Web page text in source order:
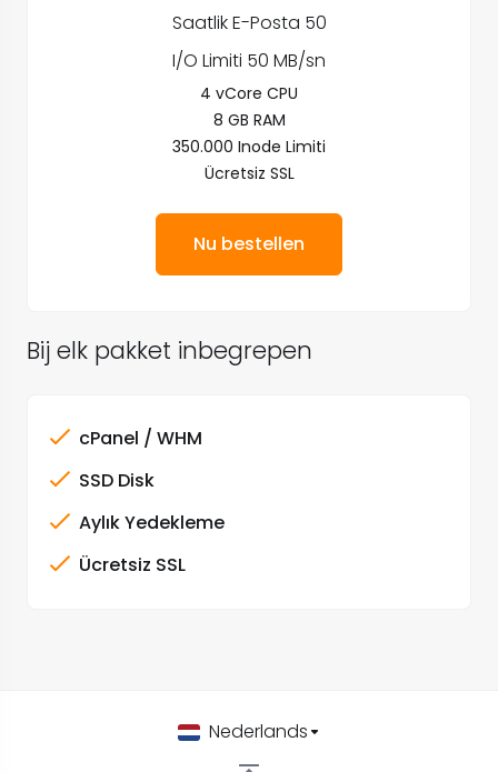
Saatlik E-Posta 50
I/O Limiti 50 MB/sn
4 vCore CPU
8 GB RAM
350.000 Inode Limiti
Ücretsiz SSL
Nu bestellen
Bij elk pakket inbegrepen
cPanel / WHM
SSD Disk
Aylık Yedekleme
Ücretsiz SSL
Nederlands